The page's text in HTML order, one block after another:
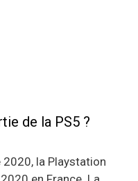
de la PS5 ?
la Playstation